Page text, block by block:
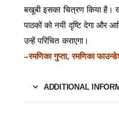
बखूबी इसका चित्रण किया है।
पाठकों को नयी दृष्टि देगा और
उन्हें परिचित कराएगा।
–रमणिका गुप्ता, रमणिका
ADDITIONAL